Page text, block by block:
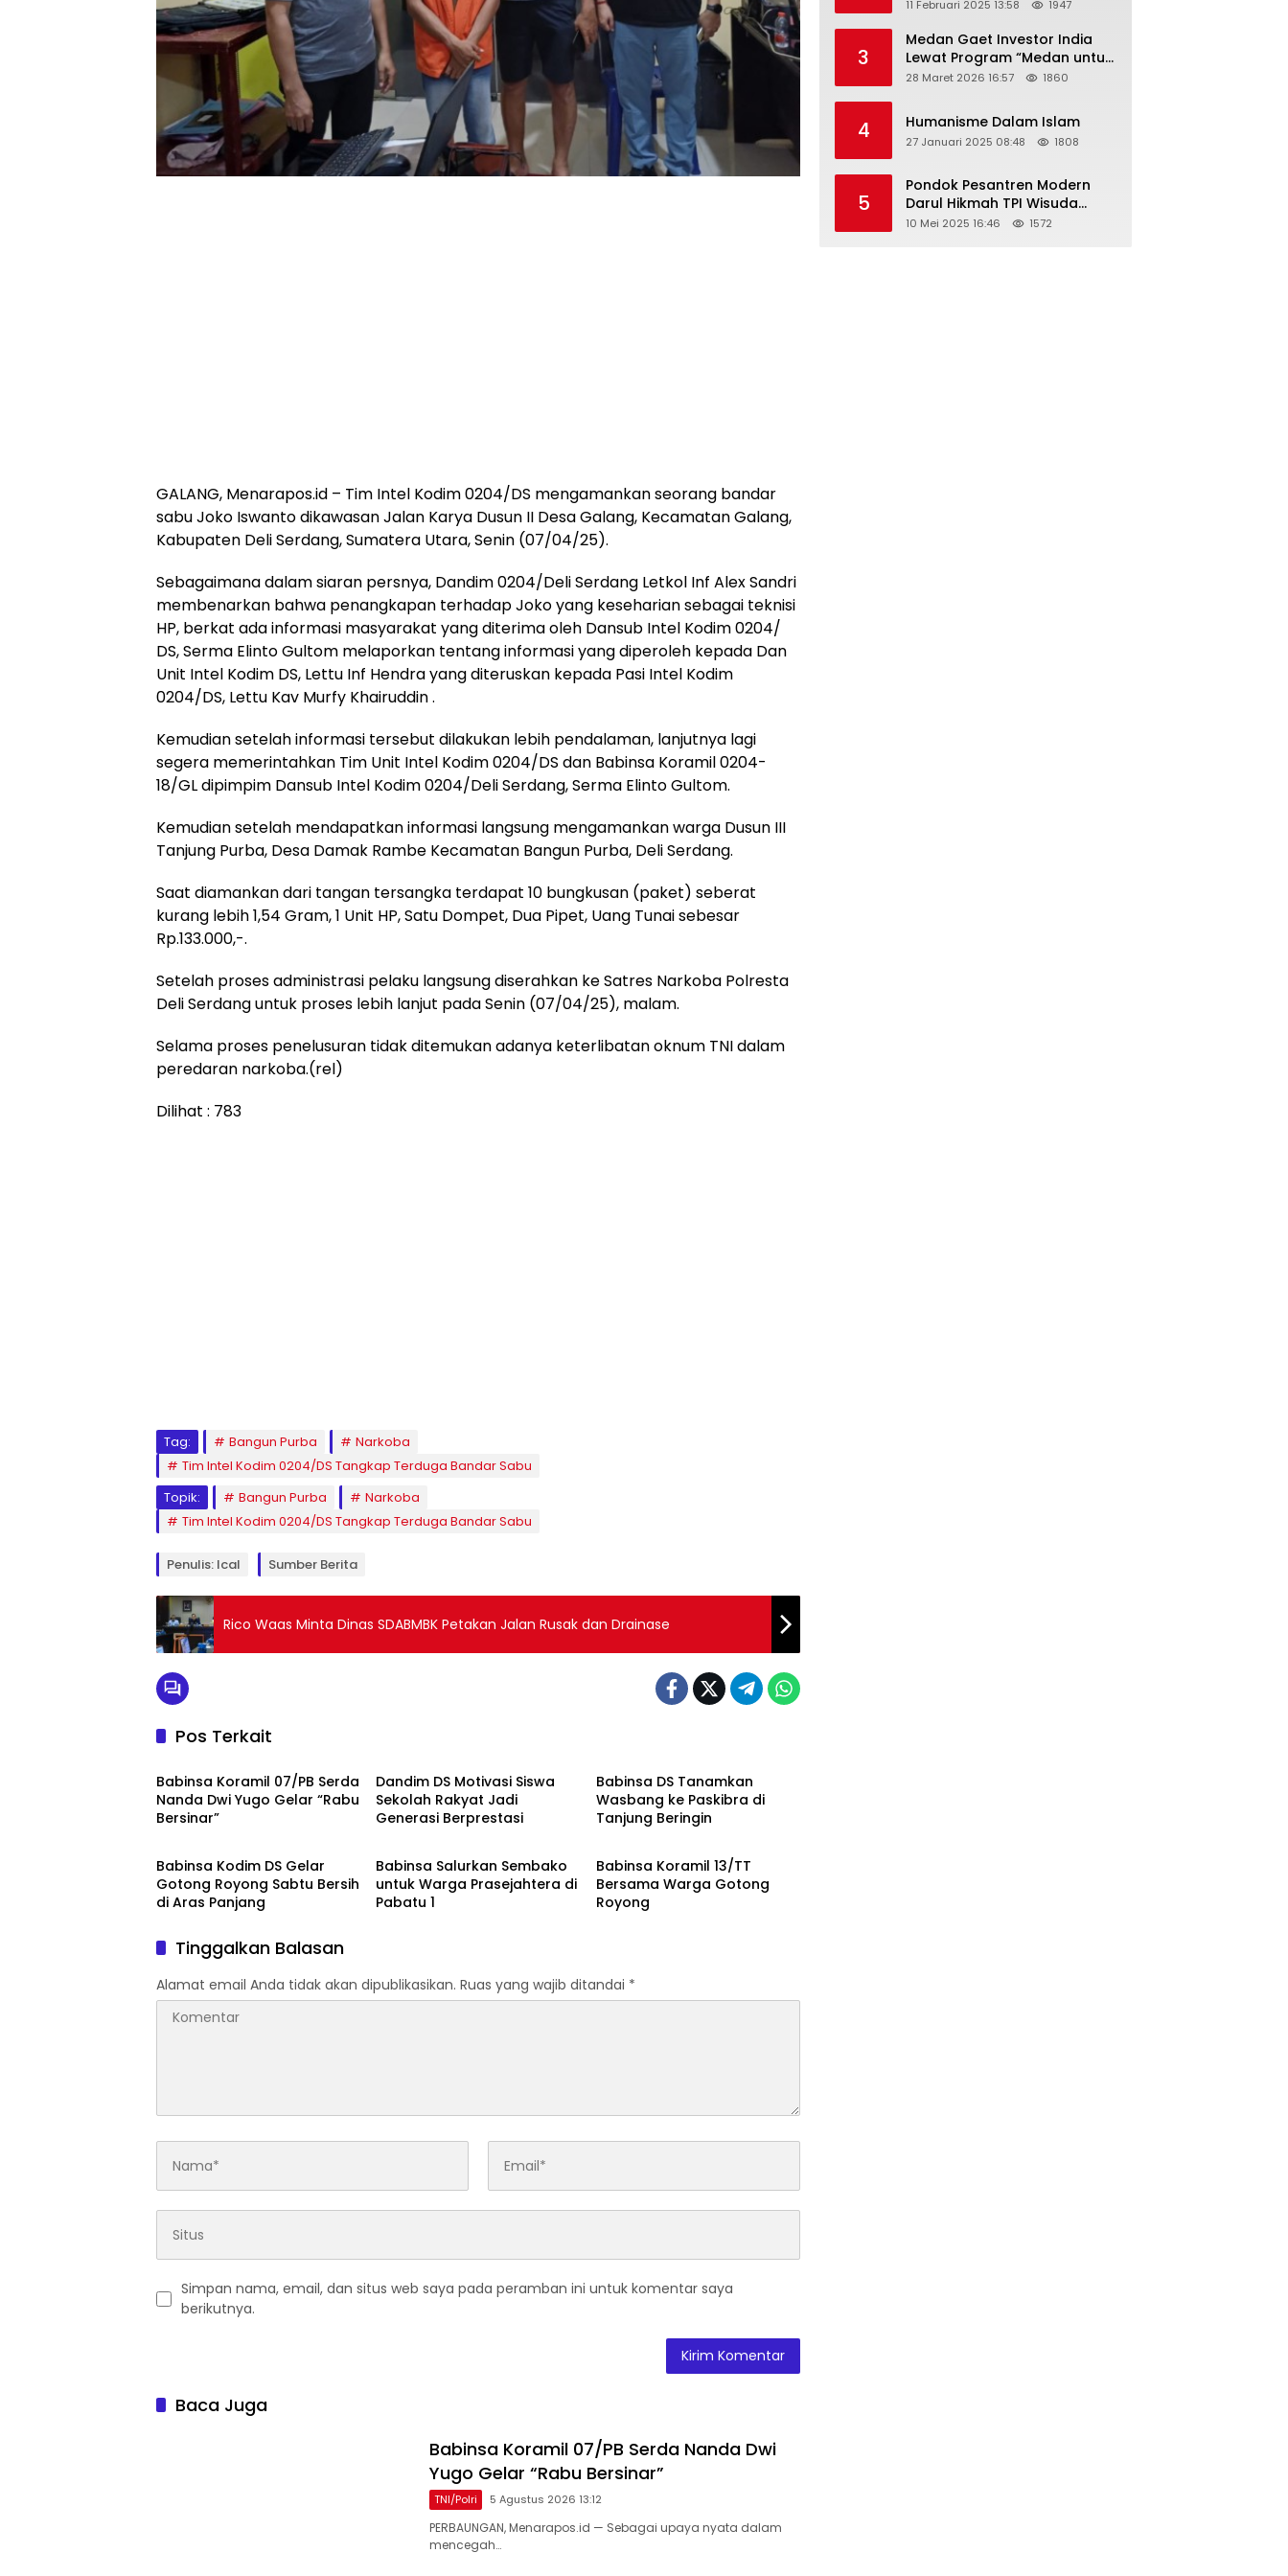
GALANG, Menarapos.id – Tim Intel Kodim 0204/DS mengamankan seorang bandar
sabu Joko Iswanto dikawasan Jalan Karya Dusun II Desa Galang, Kecamatan Galang,
Kabupaten Deli Serdang, Sumatera Utara, Senin (07/04/25).
Sebagaimana dalam siaran persnya, Dandim 0204/Deli Serdang Letkol Inf Alex Sandri
membenarkan bahwa penangkapan terhadap Joko yang keseharian sebagai teknisi
HP, berkat ada informasi masyarakat yang diterima oleh Dansub Intel Kodim 0204/
DS, Serma Elinto Gultom melaporkan tentang informasi yang diperoleh kepada Dan
Unit Intel Kodim DS, Lettu Inf Hendra yang diteruskan kepada Pasi Intel Kodim
0204/DS, Lettu Kav Murfy Khairuddin .
Kemudian setelah informasi tersebut dilakukan lebih pendalaman, lanjutnya lagi
segera memerintahkan Tim Unit Intel Kodim 0204/DS dan Babinsa Koramil 0204-
18/GL dipimpim Dansub Intel Kodim 0204/Deli Serdang, Serma Elinto Gultom.
Kemudian setelah mendapatkan informasi langsung mengamankan warga Dusun III
Tanjung Purba, Desa Damak Rambe Kecamatan Bangun Purba, Deli Serdang.
Saat diamankan dari tangan tersangka terdapat 10 bungkusan (paket) seberat
kurang lebih 1,54 Gram, 1 Unit HP, Satu Dompet, Dua Pipet, Uang Tunai sebesar
Rp.133.000,-.
Setelah proses administrasi pelaku langsung diserahkan ke Satres Narkoba Polresta
Deli Serdang untuk proses lebih lanjut pada Senin (07/04/25), malam.
Selama proses penelusuran tidak ditemukan adanya keterlibatan oknum TNI dalam
peredaran narkoba.(rel)
Dilihat : 783
Tag: Bangun Purba
Narkoba
Tim Intel Kodim 0204/DS Tangkap Terduga Bandar Sabu
Topik:
Bangun Purba
Narkoba
Tim Intel Kodim 0204/DS Tangkap Terduga Bandar Sabu
Penulis: Ical Sumber Berita
Rico Waas Minta Dinas SDABMBK Petakan Jalan Rusak dan Drainase
Pos Terkait
TNI/Polri
Babinsa Koramil 07/PB Serda
Nanda Dwi Yugo Gelar “Rabu
Bersinar”
Dandim DS Motivasi Siswa
Sekolah Rakyat Jadi
Generasi Berprestasi
Babinsa DS Tanamkan
Wasbang ke Paskibra di
Tanjung Beringin
TNI/Polri
Babinsa Kodim DS Gelar
Gotong Royong Sabtu Bersih
di Aras Panjang
TNI/Polri
Babinsa Salurkan Sembako
untuk Warga Prasejahtera di
Pabatu 1
TNI/Polri
Babinsa Koramil 13/TT
Bersama Warga Gotong
Royong
Tinggalkan Balasan
Alamat email Anda tidak akan dipublikasikan. Ruas yang wajib ditandai *
Simpan nama, email, dan situs web saya pada peramban ini untuk komentar saya
berikutnya.
Baca Juga
Babinsa Koramil 07/PB Serda Nanda Dwi
Yugo Gelar “Rabu Bersinar”
TNI/Polri 5 Agustus 2026 13:12
​PERBAUNGAN, Menarapos.id — Sebagai upaya nyata dalam
mencegah…
11 Februari 2025 13:58 1947
3
Medan Gaet Investor India
Lewat Program “Medan untuk
Semua”
28 Maret 2026 16:57 1860
4 Humanisme Dalam Islam
27 Januari 2025 08:48 1808
5
Pondok Pesantren Modern
Darul Hikmah TPI Wisuda
Santri/Santriwati Angkatan
10 Mei 2025 16:46 1572